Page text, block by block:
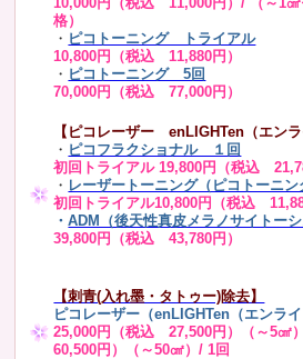
格）
・ ピコトーニング トライアル
10,800円（税込 11,880円）
・ ピコトーニング 5回
70,000円（税込 77,000円）
【ピコレーザー enLIGHTen（エンラ
・ ピコフラクショナル １回
初回トライアル 19,800円（税込
・ レーザートーニング（ピコトーニ
初回トライアル10,800円（税込
・ADM（後天性真皮メラノサイトー
39,800円（税込 43,780円）
【刺青(入れ墨・タトゥー)除去】
ピコレーザー（enLIGHTen（エンライ
25,000円（税込 27,500円）（～5㎠
60,500円）（～50㎠）/ 1回